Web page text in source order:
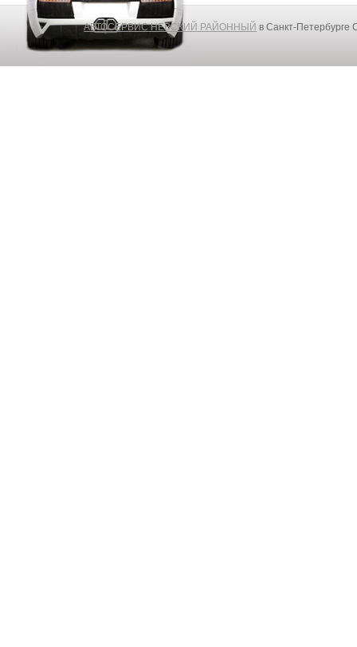
АВТОСЕРВИС НЕВСКИЙ РАЙОННЫЙ в Санкт-Петербурге